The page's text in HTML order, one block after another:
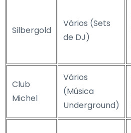
Silbergold
Vários (Sets
de DJ)
Club
Michel
Vários
(Música
Underground)